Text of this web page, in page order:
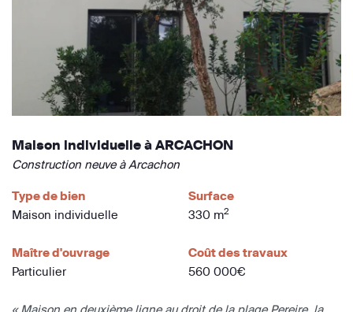
Maison individuelle à ARCACHON
Construction neuve à Arcachon
Type de bien
Maison individuelle
Surface
330 m2
Maître d'ouvrage
Particulier
Coût des travaux
560 000€